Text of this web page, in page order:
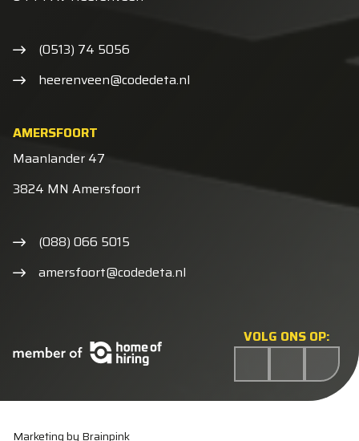
VOLG ONS OP:
(0513) 74 5056
heerenveen@codedeta.nl
AMERSFOORT
Maanlander 47
3824 MN Amersfoort
(088) 066 5015
amersfoort@codedeta.nl
Marketing by Brainpink